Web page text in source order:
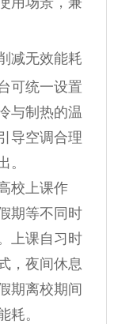
减无效能耗
可统一设置
与制热的温
导空调合理
。
校上课作
期等不同时
上课自习时
，夜间休息
期离校期间
耗。